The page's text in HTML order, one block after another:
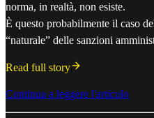
norma, in realtà, non esiste.
È questo probabilmente il caso
“naturale” delle sanzioni
Read full story
Continua a leggere l'articolo